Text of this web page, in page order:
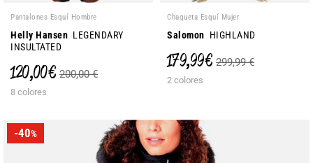
Pantalones Esquí Hombre
Helly Hansen LEGENDARY
INSULTATED
120,00 € 200,00 €
8 colores
Chaqueta Esquí Mujer
Salomon HIGHLAND
179,99 € 299,99 €
2 colores
-40%